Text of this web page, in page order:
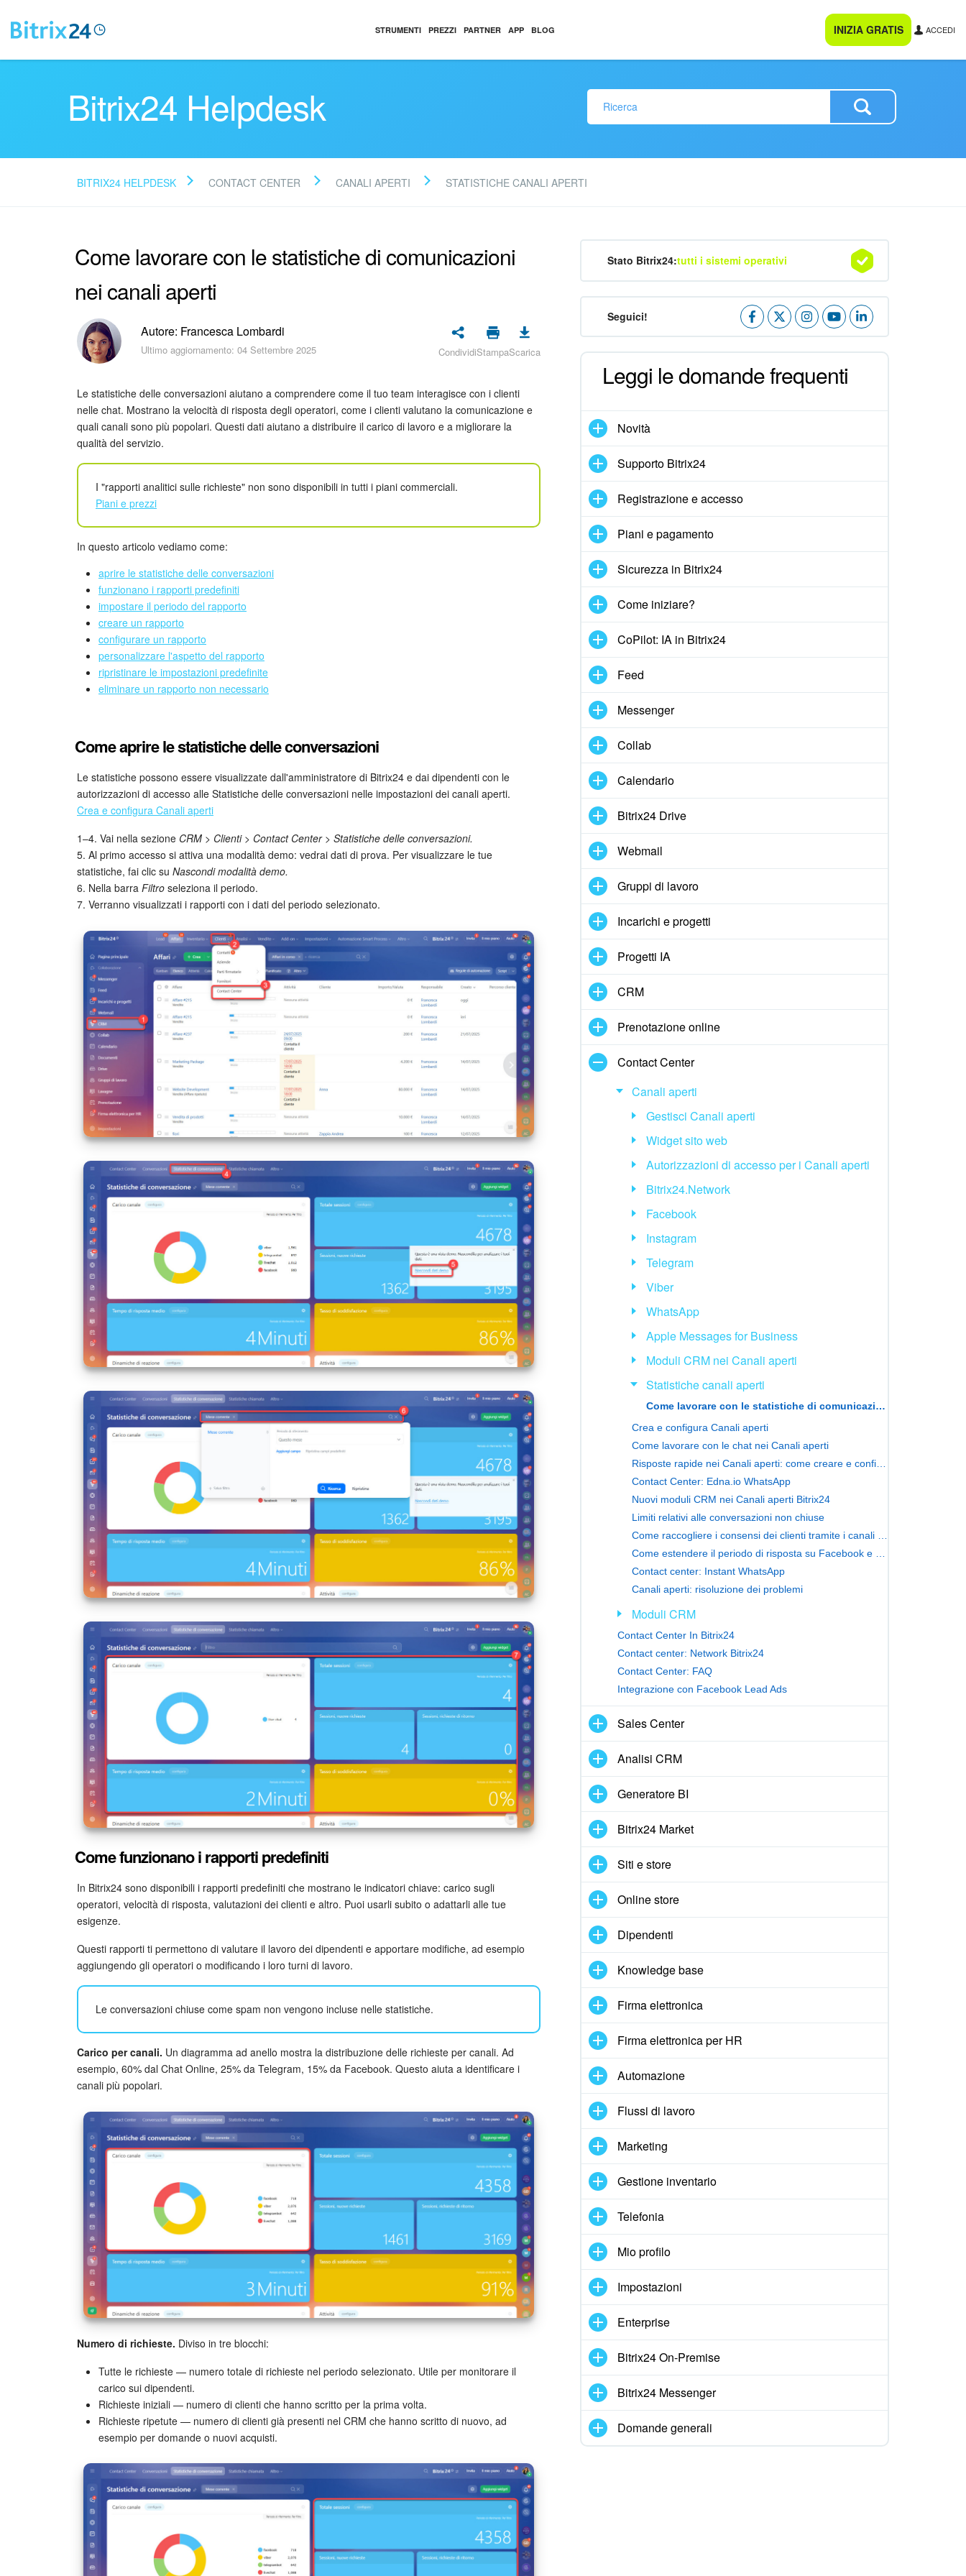
STRUMENTI PREZZI PARTNER APP BLOG INIZIA GRATIS ACCEDI
Bitrix24 Helpdesk
BITRIX24 HELPDESK CONTACT CENTER CANALI APERTI STATISTICHE CANALI APERTI
Come lavorare con le statistiche di comunicazioni
nei canali aperti
Autore: Francesca Lombardi
Ultimo aggiornamento: 04 Settembre 2025 CondividiStampaScarica
Le statistiche delle conversazioni aiutano a comprendere come il tuo team interagisce con i clienti
nelle chat. Mostrano la velocità di risposta degli operatori, come i clienti valutano la comunicazione e
quali canali sono più popolari. Questi dati aiutano a distribuire il carico di lavoro e a migliorare la
qualità del servizio.
I "rapporti analitici sulle richieste" non sono disponibili in tutti i piani commerciali.
Piani e prezzi
In questo articolo vediamo come:
aprire le statistiche delle conversazioni
funzionano i rapporti predefiniti
impostare il periodo del rapporto
creare un rapporto
configurare un rapporto
personalizzare l'aspetto del rapporto
ripristinare le impostazioni predefinite
eliminare un rapporto non necessario
Come aprire le statistiche delle conversazioni
Le statistiche possono essere visualizzate dall'amministratore di Bitrix24 e dai dipendenti con le
autorizzazioni di accesso alle Statistiche delle conversazioni nelle impostazioni dei canali aperti.
Crea e configura Canali aperti
1–4. Vai nella sezione CRM > Clienti > Contact Center > Statistiche delle conversazioni.
5. Al primo accesso si attiva una modalità demo: vedrai dati di prova. Per visualizzare le tue
statistiche, fai clic su Nascondi modalità demo.
6. Nella barra Filtro seleziona il periodo.
7. Verranno visualizzati i rapporti con i dati del periodo selezionato.
Come funzionano i rapporti predefiniti
In Bitrix24 sono disponibili i rapporti predefiniti che mostrano le indicatori chiave: carico sugli
operatori, velocità di risposta, valutazioni dei clienti e altro. Puoi usarli subito o adattarli alle tue
esigenze.
Questi rapporti ti permettono di valutare il lavoro dei dipendenti e apportare modifiche, ad esempio
aggiungendo gli operatori o modificando i loro turni di lavoro.
Le conversazioni chiuse come spam non vengono incluse nelle statistiche.
Carico per canali. Un diagramma ad anello mostra la distribuzione delle richieste per canali. Ad
esempio, 60% dal Chat Online, 25% da Telegram, 15% da Facebook. Questo aiuta a identificare i
canali più popolari.
Numero di richieste. Diviso in tre blocchi:
Tutte le richieste — numero totale di richieste nel periodo selezionato. Utile per monitorare il
carico sui dipendenti.
Richieste iniziali — numero di clienti che hanno scritto per la prima volta.
Richieste ripetute — numero di clienti già presenti nel CRM che hanno scritto di nuovo, ad
esempio per domande o nuovi acquisti.
Stato Bitrix24:tutti i sistemi operativi
Seguici!
Leggi le domande frequenti
Novità
Supporto Bitrix24
Registrazione e accesso
Piani e pagamento
Sicurezza in Bitrix24
Come iniziare?
CoPilot: IA in Bitrix24
Feed
Messenger
Collab
Calendario
Bitrix24 Drive
Webmail
Gruppi di lavoro
Incarichi e progetti
Progetti IA
CRM
Prenotazione online
Contact Center
Canali aperti
Gestisci Canali aperti
Widget sito web
Autorizzazioni di accesso per i Canali aperti
Bitrix24.Network
Facebook
Instagram
Telegram
Viber
WhatsApp
Apple Messages for Business
Moduli CRM nei Canali aperti
Statistiche canali aperti
Come lavorare con le statistiche di comunicazioni nei canali aperti
Crea e configura Canali aperti
Come lavorare con le chat nei Canali aperti
Contact Center: Edna.io WhatsApp
Nuovi moduli CRM nei Canali aperti Bitrix24
Limiti relativi alle conversazioni non chiuse
Contact center: Instant WhatsApp
Canali aperti: risoluzione dei problemi
Moduli CRM
Contact Center In Bitrix24
Contact center: Network Bitrix24
Contact Center: FAQ
Integrazione con Facebook Lead Ads
Sales Center
Analisi CRM
Generatore BI
Bitrix24 Market
Siti e store
Online store
Dipendenti
Knowledge base
Firma elettronica
Firma elettronica per HR
Automazione
Flussi di lavoro
Marketing
Gestione inventario
Telefonia
Mio profilo
Impostazioni
Enterprise
Bitrix24 On-Premise
Bitrix24 Messenger
Domande generali